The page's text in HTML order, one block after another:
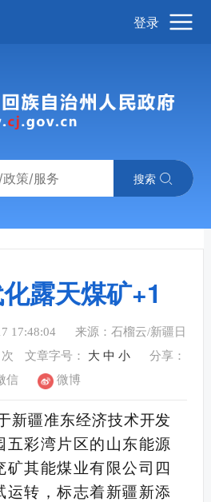
登录
搜索
露天煤矿+1
17:48:04
来源：石榴云/新疆日
次 文章字号： 大 中 小
分享：
信
微博
新疆准东经济技术开发
五彩湾片区的山东能源
矿其能煤业有限公司四
运转，标志着新疆新添